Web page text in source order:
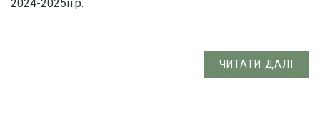
2024-2025н.р.
ЧИТАТИ ДАЛІ